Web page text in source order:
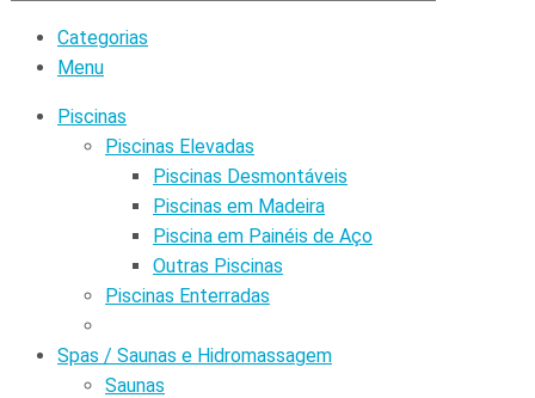
Categorias
Menu
Piscinas
Piscinas Elevadas
Piscinas Desmontáveis
Piscinas em Madeira
Piscina em Painéis de Aço
Outras Piscinas
Piscinas Enterradas
Spas / Saunas e Hidromassagem
Saunas